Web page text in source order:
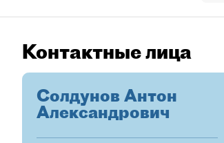
Контактные лица
Солдунов Антон
Александрович